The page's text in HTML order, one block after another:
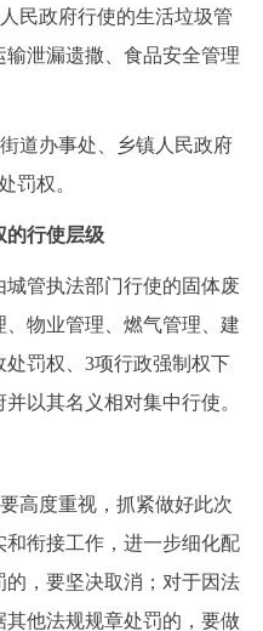
京 视频北京
РУССКИЙ ЯЗЫК
PORTUGUÊS
政府行使的生活垃圾管
泄漏遗撒、食品安全管理
办事处、乡镇人民政府
罚权。
行使层级
管执法部门行使的固体废
物业管理、燃气管理、建
罚权、3项行政强制权下
以其名义相对集中行使。
度重视，抓紧做好此次
衔接工作，进一步细化配
，要坚决取消；对于因法
他法规规章处罚的，要做